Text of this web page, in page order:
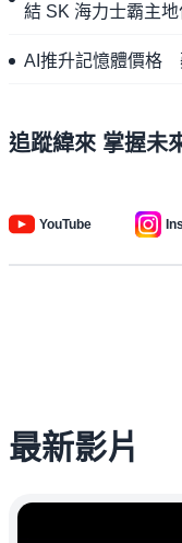
結 SK 海力士霸主地
AI推升記憶體價格
追蹤緯來 掌握未
YouTube
最新影片